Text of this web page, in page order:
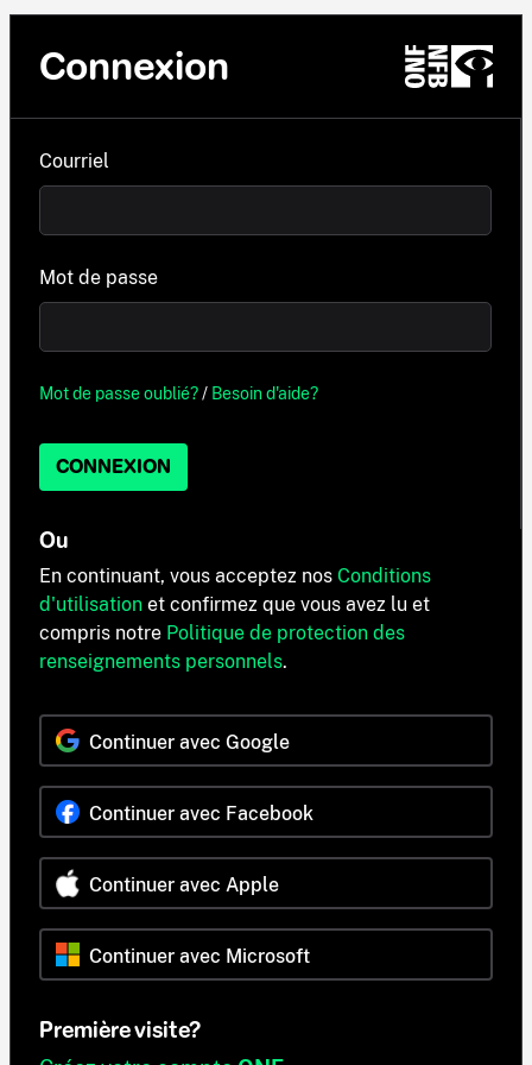
Connexion
Courriel
Mot de passe
Mot de passe oublié?/ Besoin d'aide?
CONNEXION
Ou
En continuant, vous acceptez nos Conditions
d'utilisation et confirmez que vous avez lu et
compris notre Politique de protection des
renseignements personnels.
Continuer avec Google
Continuer avec Facebook
Continuer avec Apple
Continuer avec Microsoft
Première visite?